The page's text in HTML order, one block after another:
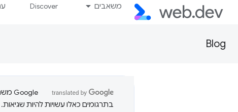
משאבים Discover
Blog
בתרגומים כאלו עשויות להיות שגיאות.